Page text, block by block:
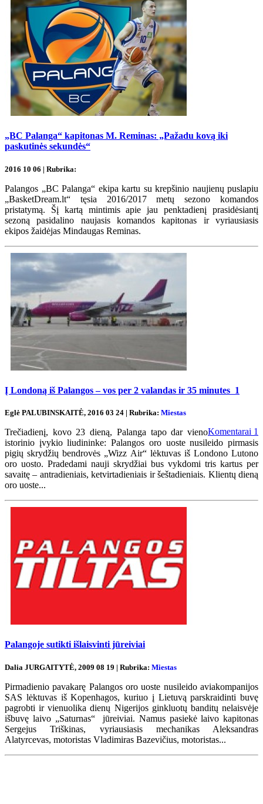
„BC Palanga“ kapitonas M. Reminas: „Pažadu kovą iki
paskutinės sekundės“
2016 10 06 | Rubrika:
Palangos „BC Palanga“ ekipa kartu su krepšinio naujienų puslapiu
„BasketDream.lt“ tęsia 2016/2017 metų sezono komandos
pristatymą. Šį kartą mintimis apie jau penktadienį prasidėsiantį
sezoną pasidalino naujasis komandos kapitonas ir vyriausiasis
ekipos žaidėjas Mindaugas Reminas.
Į Londoną iš Palangos – vos per 2 valandas ir 35 minutes 1
Eglė PALUBINSKAITĖ, 2016 03 24 | Rubrika: Miestas
Komentarai 1
Trečiadienį, kovo 23 dieną, Palanga tapo dar vieno
istorinio įvykio liudininke: Palangos oro uoste nusileido pirmasis
pigių skrydžių bendrovės „Wizz Air“ lėktuvas iš Londono Lutono
oro uosto. Pradedami nauji skrydžiai bus vykdomi tris kartus per
savaitę – antradieniais, ketvirtadieniais ir šeštadieniais. Klientų dieną
oro uoste...
Palangoje sutikti išlaisvinti jūreiviai
Dalia JURGAITYTĖ, 2009 08 19 | Rubrika: Miestas
Pirmadienio pavakarę Palangos oro uoste nusileido aviakompanijos
SAS lėktuvas iš Kopenhagos, kuriuo į Lietuvą parskraidinti buvę
pagrobti ir vienuolika dienų Nigerijos ginkluotų banditų nelaisvėje
išbuvę laivo „Saturnas“ jūreiviai. Namus pasiekė laivo kapitonas
Sergejus Triškinas, vyriausiasis mechanikas Aleksandras
Alatyrcevas, motoristas Vladimiras Bazevičius, motoristas...